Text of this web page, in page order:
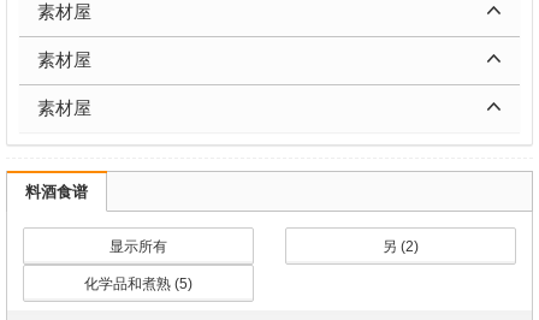
素材屋
素材屋
素材屋
料酒食谱
显示所有 另 (2)
化学品和煮熟 (5)